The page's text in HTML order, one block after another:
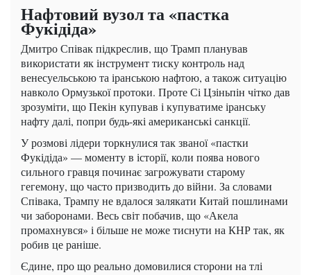
Нафтовий вузол та «пастка
Фукідіда»
Дмитро Співак підкреслив, що Трамп планував
використати як інструмент тиску контроль над
венесуельською та іранською нафтою, а також ситуацію
навколо Ормузької протоки. Проте Сі Цзіньпін чітко дав
зрозуміти, що Пекін купував і купуватиме іранську
нафту далі, попри будь-які американські санкції.
У розмові лідери торкнулися так званої «пастки
Фукідіда» — моменту в історії, коли поява нового
сильного гравця починає загрожувати старому
гегемону, що часто призводить до війни. За словами
Співака, Трампу не вдалося залякати Китай пошлинами
чи заборонами. Весь світ побачив, що «Акела
промахнувся» і більше не може тиснути на КНР так, як
робив це раніше.
Єдине, про що реально домовилися сторони на тлі